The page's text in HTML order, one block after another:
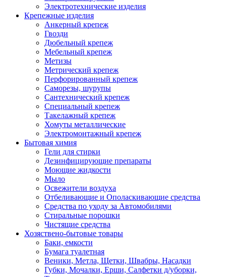
Электротехнические изделия
Крепежные изделия
Анкерный крепеж
Гвозди
Дюбельный крепеж
Мебельный крепеж
Метизы
Метрический крепеж
Перфорированный крепеж
Саморезы, шурупы
Сантехнический крепеж
Специальный крепеж
Такелажный крепеж
Хомуты металлические
Электромонтажный крепеж
Бытовая химия
Гели для стирки
Дезинфицирующие препараты
Моющие жидкости
Мыло
Освежители воздуха
Отбеливающие и Ополаскивающие средства
Средства по уходу за Автомобилями
Стиральные порошки
Чистящие средства
Хозяствено-бытовые товары
Баки, емкости
Бумага туалетная
Веники, Метла, Щетки, Швабры, Насадки
Губки, Мочалки, Ерши, Салфетки д/уборки,